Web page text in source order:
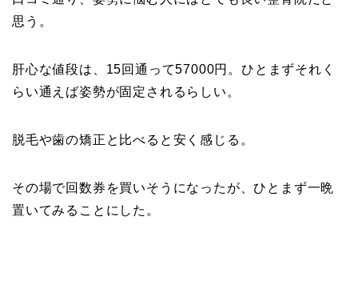
思う。
肝心な値段は、15回通って57000円。ひとまずそれく
らい通えば姿勢が固定されるらしい。
脱毛や歯の矯正と比べると安く感じる。
その場で回数券を買いそうになったが、ひとまず一晩
置いてみることにした。